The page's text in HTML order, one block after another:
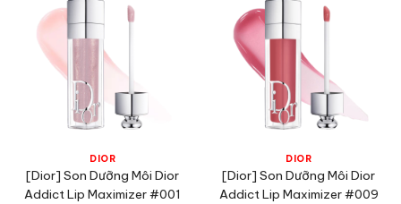
DIOR
[Dior] Son Dưỡng Môi Dior
Addict Lip Maximizer #001
DIOR
[Dior] Son Dưỡng Môi Dior
Addict Lip Maximizer #009